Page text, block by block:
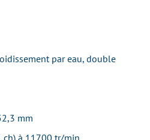
par eau, double
mm